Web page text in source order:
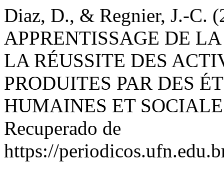
Diaz, D., & Regnier, J.-C.
APPRENTISSAGE DE
LA RÉUSSITE DES
PRODUITES PAR DES
HUMAINES ET
Recuperado de
https://